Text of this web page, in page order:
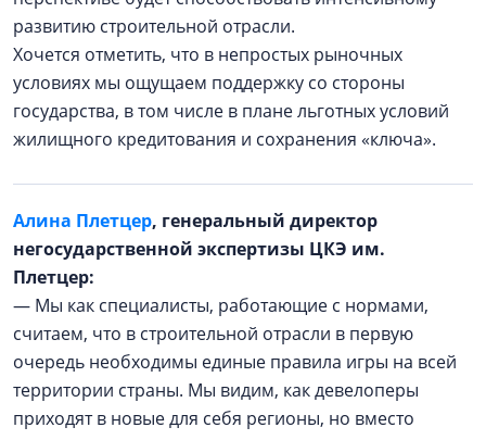
развитию строительной отрасли.
Хочется отметить, что в непростых рыночных
условиях мы ощущаем поддержку со стороны
государства, в том числе в плане льготных условий
жилищного кредитования и сохранения «ключа».
Алина Плетцер, генеральный директор
негосударственной экспертизы ЦКЭ им.
Плетцер:
— Мы как специалисты, работающие с нормами,
считаем, что в строительной отрасли в первую
очередь необходимы единые правила игры на всей
территории страны. Мы видим, как девелоперы
приходят в новые для себя регионы, но вместо